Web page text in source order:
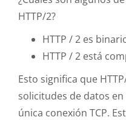
HTTP/2?
HTTP / 2 es
HTTP / 2 está
Esto significa que
solicitudes de datos
única conexión TCP.